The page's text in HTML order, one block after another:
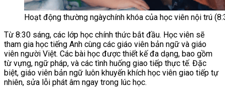
Hoạt động thường ngàychính khóa của học viên nội trú
Từ 8:30 sáng, các lớp học chính thức bắt đầu. Học viên sẽ
tham gia học tiếng Anh cùng các giáo viên bản ngữ và giáo
viên người Việt. Các bài học được thiết kế đa dạng, bao gồm
từ vựng, ngữ pháp, và các tình huống giao tiếp thực tế. Đặc
biệt, giáo viên bản ngữ luôn khuyến khích học viên giao tiếp tự
nhiên, sửa lỗi phát âm ngay trong lúc học.